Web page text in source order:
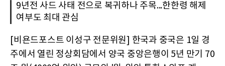
9년전 사드 사태 전으로 복귀하나 주목...한한령 해제
여부도 최대 관심
[비욘드포스트 이성구 전문위원] 한국과 중국은 1일 경
주에서 열린 정상회담에서 양국 중앙은행이 5년 만기 70